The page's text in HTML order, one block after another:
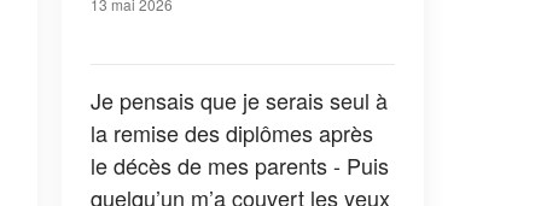
13 mai 2026
Je pensais que je serais seul à
la remise des diplômes après
le décès de mes parents - Puis
quelqu’un m’a couvert les yeux